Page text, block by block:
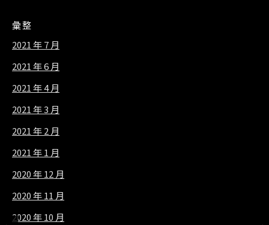
彙整
2021 年 7 月
2021 年 6 月
2021 年 4 月
2021 年 3 月
2021 年 2 月
2021 年 1 月
2020 年 12 月
2020 年 11 月
2020 年 10 月